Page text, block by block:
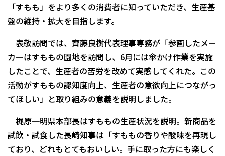
「すもも」をより多くの消費者に知っていただき、生産基
盤の維持・拡大を目指します。
表敬訪問では、齊藤良樹代表理事専務が「参画したメー
カーはすももの園地を訪問し、6月には傘かけ作業を実施
したことで、生産者の苦労を改めて実感してくれた。この
活動がすももの認知度向上、生産者の意欲向上につながっ
てほしい」と取り組みの意義を説明しました。
梶原一明県本部長はすももの生産状況を説明。新商品を
試飲・試食した長崎知事は「すももの香りや酸味を再現し
ており、どれもとてもおいしい。手に取った方にも楽しく